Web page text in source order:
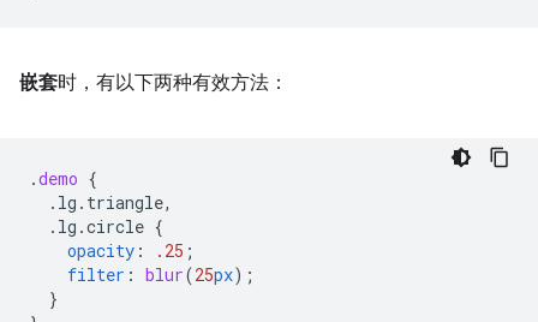
嵌套时，有以下两种有效方法：
.demo {
.lg.triangle,
.lg.circle {
opacity : .25 ;
filter : blur(25px);
}